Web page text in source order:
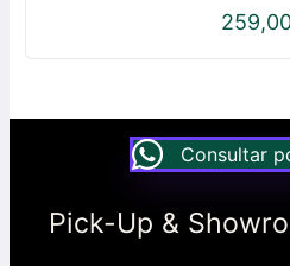
Consultar
Pick-Up &